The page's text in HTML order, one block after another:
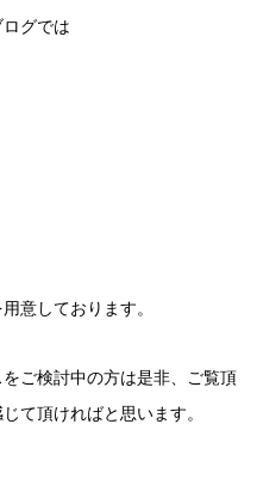
グでは
意しております。
ご検討中の方は是非、ご覧頂
て頂ければと思います。